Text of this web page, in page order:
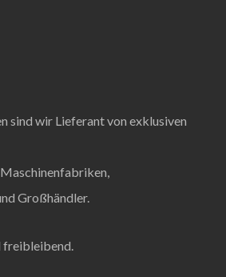
sind wir Lieferant von exklusiven
Großhändler.
freibleibend.